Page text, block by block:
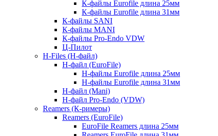
К-файлы Eurofile длина 25мм
К-файлы Eurofile длина 31мм
К-файлы SANI
К-файлы MANI
К-файлы Pro-Endo VDW
Ц-Пилот
H-Files (Н-файл)
Н-файл (EuroFile)
Н-файлы Eurofile длина 25мм
Н-файлы Eurofile длина 31мм
Н-файл (Mani)
Н-файл Pro-Endo (VDW)
Reamers (К-римеры)
Reamers (EuroFile)
EuroFile Reamers длина 25мм